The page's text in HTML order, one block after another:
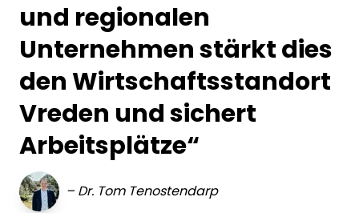
und regionalen
Unternehmen stärkt dies
den Wirtschaftsstandort
Vreden und sichert
Arbeitsplätze“
– Dr. Tom Tenostendarp